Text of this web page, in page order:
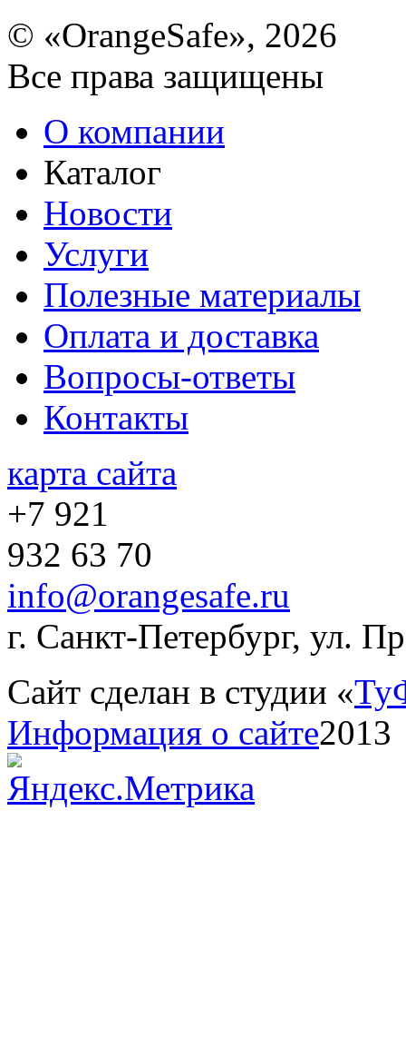
© «OrangeSafe», 2026
Все права защищены
О компании
Каталог
Новости
Услуги
Полезные материалы
Оплата и доставка
Вопросы-ответы
Контакты
карта сайта
+7 921
932 63 70
info@orangesafe.ru
г. Санкт-Петербург, ул.
Сайт сделан в студии «
Информация о сайте2013